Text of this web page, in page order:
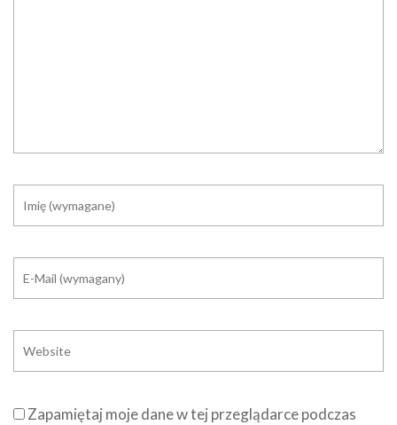
Zapamiętaj moje dane w tej przeglądarce podczas